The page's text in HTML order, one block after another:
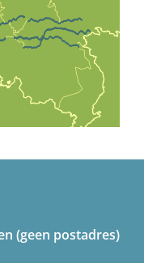
(geen postadres)